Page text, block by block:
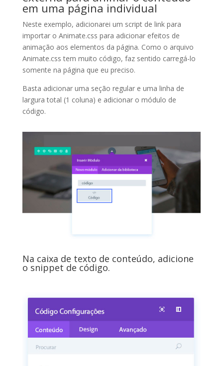
em uma página individual
Neste exemplo, adicionarei um script de link para
importar o Animate.css para adicionar efeitos de
animação aos elementos da página. Como o arquivo
Animate.css tem muito código, faz sentido carregá-lo
somente na página que eu preciso.
Basta adicionar uma seção regular e uma linha de
largura total (1 coluna) e adicionar o módulo de
código.
Na caixa de texto de conteúdo, adicione
o snippet de código.